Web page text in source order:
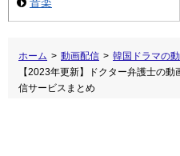
ホーム > 動画配信 > 韓国ドラマの
【2023年更新】ドクター弁護士の
信サービスまとめ